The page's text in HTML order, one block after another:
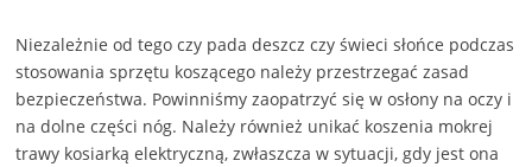
Niezależnie od tego czy pada deszcz czy świeci słońce podczas
stosowania sprzętu koszącego należy przestrzegać zasad
bezpieczeństwa. Powinniśmy zaopatrzyć się w osłony na oczy i
na dolne części nóg. Należy również unikać koszenia mokrej
trawy kosiarką elektryczną, zwłaszcza w sytuacji, gdy jest ona